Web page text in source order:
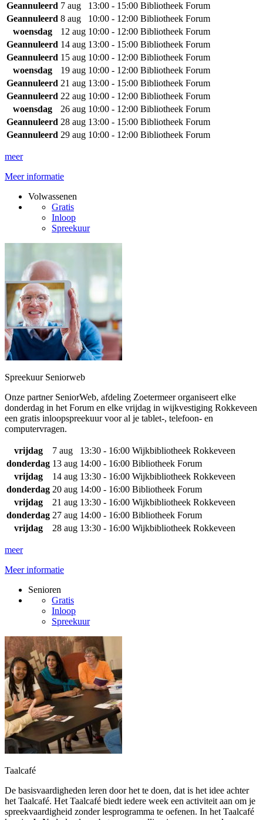
Geannuleerd 7 aug 13:00 - 15:00 Bibliotheek Forum
Geannuleerd 8 aug 10:00 - 12:00 Bibliotheek Forum
woensdag
12 aug 10:00 - 12:00 Bibliotheek Forum
Geannuleerd 14 aug 13:00 - 15:00 Bibliotheek Forum
Geannuleerd 15 aug 10:00 - 12:00 Bibliotheek Forum
woensdag
19 aug 10:00 - 12:00 Bibliotheek Forum
Geannuleerd 21 aug 13:00 - 15:00 Bibliotheek Forum
Geannuleerd 22 aug 10:00 - 12:00 Bibliotheek Forum
woensdag
26 aug 10:00 - 12:00 Bibliotheek Forum
Geannuleerd 28 aug 13:00 - 15:00 Bibliotheek Forum
Geannuleerd 29 aug 10:00 - 12:00 Bibliotheek Forum
meer
Meer informatie
Volwassenen
Gratis
Inloop
Spreekuur
Spreekuur Seniorweb
Onze partner SeniorWeb, afdeling Zoetermeer organiseert elke
donderdag in het Forum en elke vrijdag in wijkvestiging Rokkeveen
een gratis inloopspreekuur voor al je tablet-, telefoon- en
computervragen.
vrijdag 7 aug 13:30 - 16:00 Wijkbibliotheek Rokkeveen
donderdag 13 aug 14:00 - 16:00 Bibliotheek Forum
vrijdag
14 aug 13:30 - 16:00 Wijkbibliotheek Rokkeveen
donderdag 20 aug 14:00 - 16:00 Bibliotheek Forum
vrijdag
21 aug 13:30 - 16:00 Wijkbibliotheek Rokkeveen
donderdag 27 aug 14:00 - 16:00 Bibliotheek Forum
vrijdag
28 aug 13:30 - 16:00 Wijkbibliotheek Rokkeveen
meer
Meer informatie
Senioren
Gratis
Inloop
Spreekuur
Taalcafé
De basisvaardigheden leren door het te doen, dat is het idee achter
het Taalcafé. Het Taalcafé biedt iedere week een activiteit aan om je
spreekvaardigheid zonder lesprogramma te oefenen. In het Taalcafé